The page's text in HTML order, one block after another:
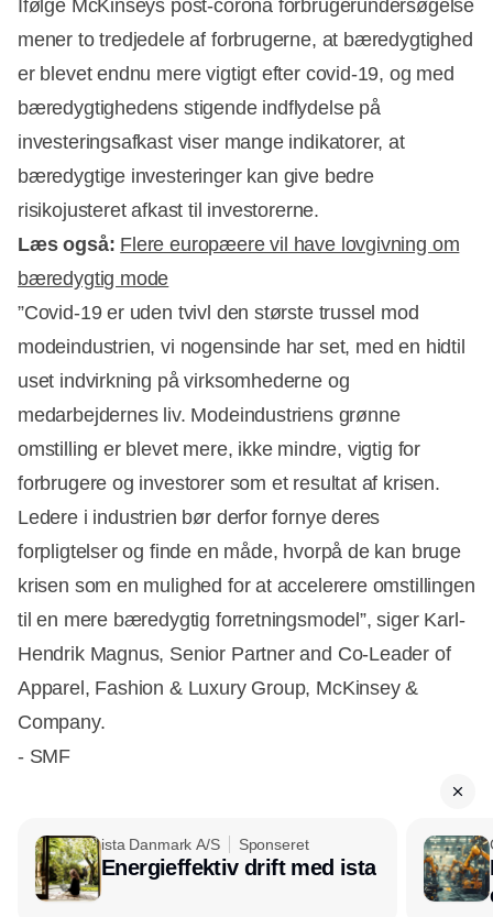
Ifølge McKinseys post-corona forbrugerundersøgelse
mener to tredjedele af forbrugerne, at bæredygtighed
er blevet endnu mere vigtigt efter covid-19, og med
bæredygtighedens stigende indflydelse på
investeringsafkast viser mange indikatorer, at
bæredygtige investeringer kan give bedre
risikojusteret afkast til investorerne.
Læs også: Flere europæere vil have lovgivning om
bæredygtig mode
”Covid-19 er uden tvivl den største trussel mod
modeindustrien, vi nogensinde har set, med en hidtil
uset indvirkning på virksomhederne og
medarbejdernes liv. Modeindustriens grønne
omstilling er blevet mere, ikke mindre, vigtig for
forbrugere og investorer som et resultat af krisen.
Ledere i industrien bør derfor fornye deres
forpligtelser og finde en måde, hvorpå de kan bruge
krisen som en mulighed for at accelerere omstillingen
til en mere bæredygtig forretningsmodel”, siger Karl-
Hendrik Magnus, Senior Partner and Co-Leader of
Apparel, Fashion & Luxury Group, McKinsey &
Company.
- SMF
ista Danmark A/S Sponseret
Energieffektiv drift med ista